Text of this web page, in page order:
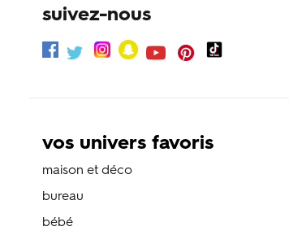
suivez-nous
vos univers favoris
maison et déco
bureau
bébé